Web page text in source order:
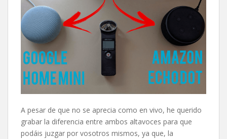
A pesar de que no se aprecia como en vivo, he querido
grabar la diferencia entre ambos altavoces para que
podáis juzgar por vosotros mismos, ya que, la